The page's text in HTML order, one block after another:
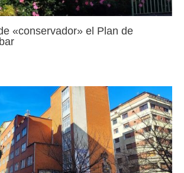
«conservador» el Plan de